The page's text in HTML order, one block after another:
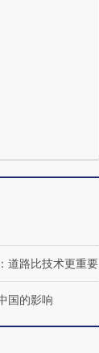
道路比技术更重要
国的影响